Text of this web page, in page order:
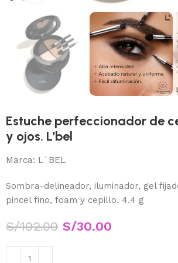
Estuche perfeccionador de
y ojos. L’bel
Marca: L´BEL
Sombra-delineador, iluminador, gel
pincel fino, foam y cepillo. 4.4 g
S/102.00 S/30.00